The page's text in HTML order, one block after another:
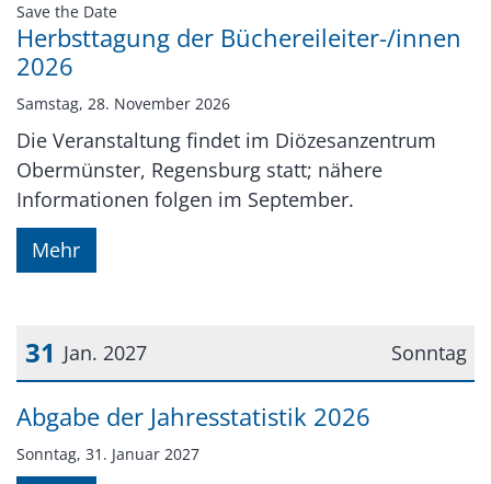
Save the Date:
Herbsttagung der Büchereileiter-/innen
2026
Samstag, 28. November 2026
Die Veranstaltung findet im Diözesanzentrum
Obermünster, Regensburg statt; nähere
Informationen folgen im September.
Mehr
Sonntag
31 Jan. 2027
Datum: 31. Januar 2027
Abgabe der Jahresstatistik 2026
Sonntag, 31. Januar 2027